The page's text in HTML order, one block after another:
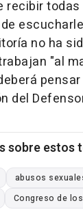
recibir
no ha
"al
del
sobre estos
abusos
Congreso de